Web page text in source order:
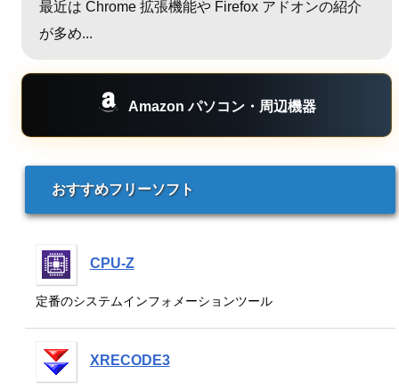
最近は Chrome 拡張機能や Firefox アドオンの紹介
が多め...
Amazon パソコン・周辺機器
おすすめフリーソフト
CPU-Z
定番のシステムインフォメーションツール
XRECODE3